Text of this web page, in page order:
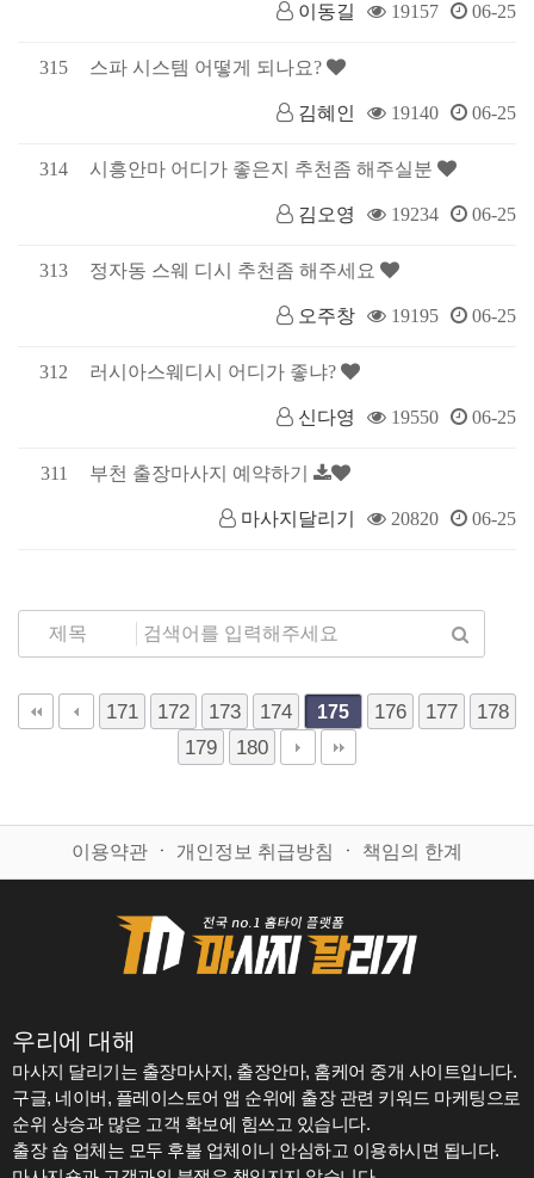
이동길 19157 06-25
315 스파 시스템 어떻게 되나요?
김혜인 19140 06-25
314 시흥안마 어디가 좋은지 추천좀 해주실분
김오영 19234 06-25
313 정자동 스웨 디시 추천좀 해주세요
오주창 19195 06-25
312 러시아스웨디시 어디가 좋냐?
신다영 19550 06-25
311 부천 출장마사지 예약하기
마사지달리기 20820 06-25
171 172 173 174 175 176 177
178
179
180
이용약관 ㆍ 개인정보 취급방침 ㆍ 책임의 한계
우리에 대해
마사지 달리기는 출장마사지, 출장안마, 홈케어 중개 사이트입니다.
구글, 네이버, 플레이스토어 앱 순위에 출장 관련 키워드 마케팅으로
순위 상승과 많은 고객 확보에 힘쓰고 있습니다.
출장 숍 업체는 모두 후불 업체이니 안심하고 이용하시면 됩니다.